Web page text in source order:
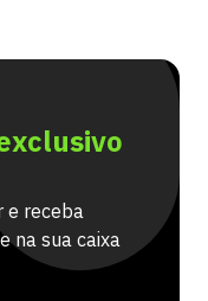
e receba
na sua caixa